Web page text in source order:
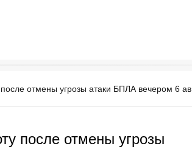
отмены угрозы атаки БПЛА вечером 6
после отмены угрозы